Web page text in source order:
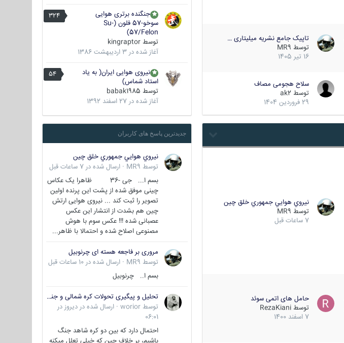
تاپیک جامع نشریه میلیتاری …
توسط MR9
16 تیر 1405
سلاح هجومی مصاف
توسط ak2
29 فروردین 1404
نيروي هوايي جمهوري خلق چين
توسط MR9
7 ساعات قبل
حامل های اتمی سوئد
توسط RezaKiani
7 اسفند 1400
324
جنگنده برتری هوایی
سوخو-57 فلون (Su-
57/Felon)
توسط kingraptor
آغاز شده در 3 اردیبهشت 1386
54
نیروی هوایی ایران( به یاد
استاد شماس)
توسط babak1985
آغاز شده در 27 اسفند 1392
جدیدترین پاسخ های کاربران
نيروي هوايي جمهوري خلق چين
توسط MR9
· ارسال شده در 7 ساعات قبل
بسم ا... جی -36 ظاهرا یک عکاس
چینی موفق شده از پشت این پرنده اولین
تصویر را ثبت کند ... نیروی هوایی ارتش
چین هم بشدت از انتشار این عکس
عصبانی شده !!! عکس سوم با هوش
مصنوعی اصلاح شده و احتمالا با ظاهر...
مروری بر فاجعه هسته ای چرنوبیل
توسط MR9
· ارسال شده در 10 ساعات قبل
بسم ا.. چرنوبیل
تحلیل و پیگیری تحولات کره شمالی و جنوبی
توسط worior
· ارسال شده در دیروز در
06:01
احتمال دارد که بین دو کره شاهد جنگ
باشیم، بر خلاف چین که خیلی تعلل میکنه